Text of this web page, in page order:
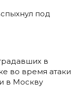
под
в
во время атаки
в Москву